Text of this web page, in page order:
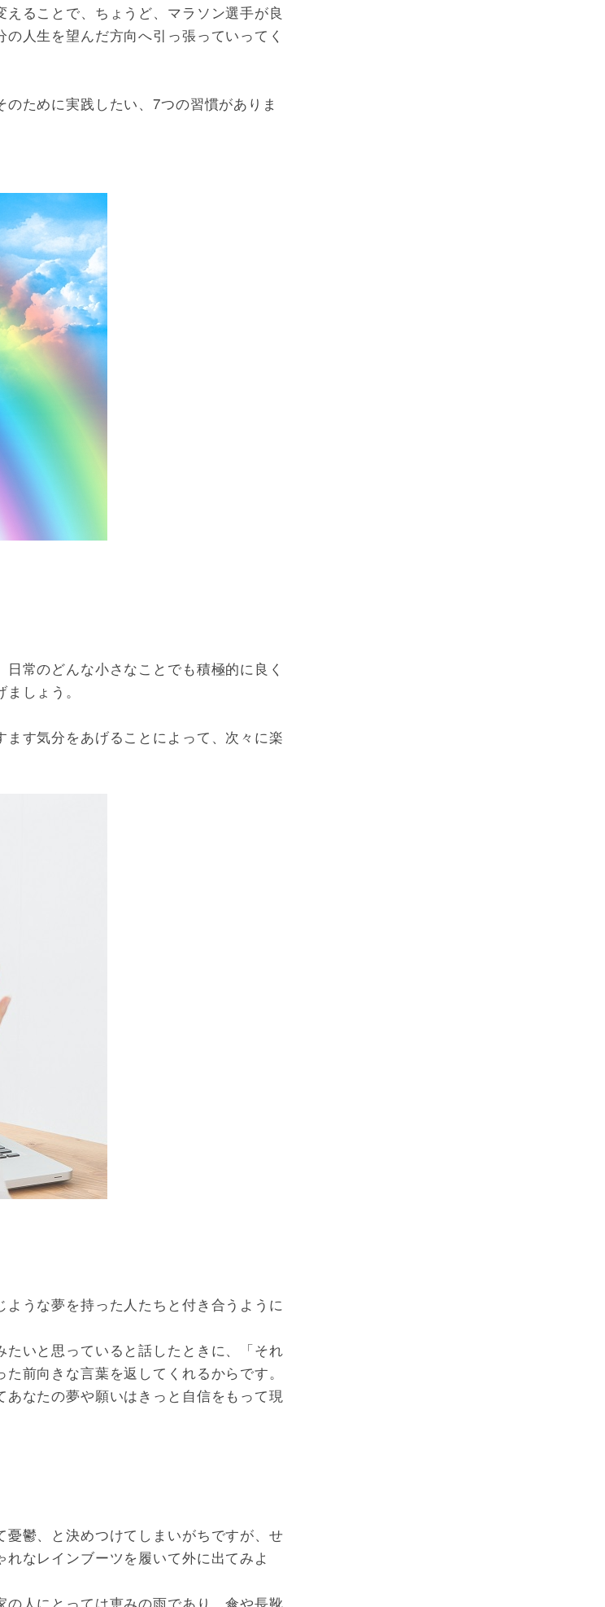
ることで、ちょうど、マラソン選手が良
人生を望んだ方向へ引っ張っていってく
ために実践したい、7つの習慣がありま
常のどんな小さなことでも積極的に良く
しょう。
す気分をあげることによって、次々に楽
うな夢を持った人たちと付き合うように
いと思っていると話したときに、「それ
前向きな言葉を返してくれるからです。
なたの夢や願いはきっと自信をもって現
鬱、と決めつけてしまいがちですが、せ
なレインブーツを履いて外に出てみよ
人にとっては恵みの雨であり、傘や長靴